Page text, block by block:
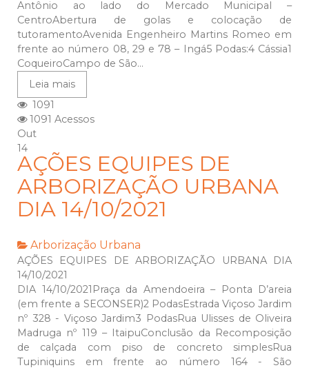
Antônio ao lado do Mercado Municipal –
CentroAbertura de golas e colocação de
tutoramentoAvenida Engenheiro Martins Romeo em
frente ao número 08, 29 e 78 – Ingá5 Podas:4 Cássia1
CoqueiroCampo de São...
Leia mais
1091
1091 Acessos
Out
14
AÇÕES EQUIPES DE
ARBORIZAÇÃO URBANA
DIA 14/10/2021
Arborização Urbana
AÇÕES EQUIPES DE ARBORIZAÇÃO URBANA DIA
14/10/2021
DIA 14/10/2021Praça da Amendoeira – Ponta D’areia
(em frente a SECONSER)2 PodasEstrada Viçoso Jardim
nº 328 - Viçoso Jardim3 PodasRua Ulisses de Oliveira
Madruga nº 119 – ItaipuConclusão da Recomposição
de calçada com piso de concreto simplesRua
Tupiniquins em frente ao número 164 - São